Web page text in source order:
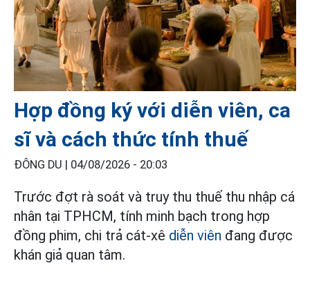
Hợp đồng ký với diễn viên, ca
sĩ và cách thức tính thuế
ĐÔNG DU | 04/08/2026 - 20:03
Trước đợt rà soát và truy thu thuế thu nhập cá
nhân tại TPHCM, tính minh bạch trong hợp
đồng phim, chi trả cát-xê diễn viên đang được
khán giả quan tâm.